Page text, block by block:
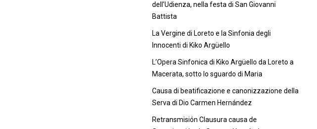
dell’Udienza, nella festa di San Giovanni
Battista
La Vergine di Loreto e la Sinfonia degli
Innocenti di Kiko Argüello
L’Opera Sinfonica di Kiko Argüello da Loreto a
Macerata, sotto lo sguardo di Maria
Causa di beatificazione e canonizzazione della
Serva di Dio Carmen Hernández
Retransmisión Clausura causa de